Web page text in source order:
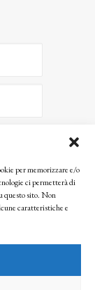
per memorizzare e/o
ci permetterà di
questo sito. Non
caratteristiche e
trattate